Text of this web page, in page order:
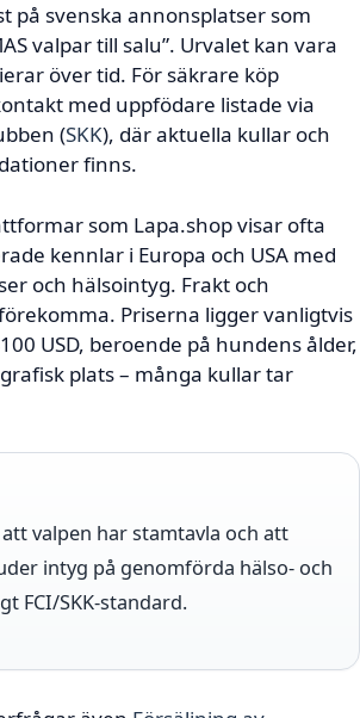
på svenska annonsplatser som
valpar till salu”. Urvalet kan vara
över tid. För säkrare köp
med uppfödare listade via
(SKK), där aktuella kullar och
finns.
som Lapa.shop visar ofta
kennlar i Europa och USA med
och hälsointyg. Frakt och
Priserna ligger vanligtvis
USD, beroende på hundens ålder,
plats – många kullar tar
valpen har stamtavla och att
intyg på genomförda hälso- och
FCI/SKK-standard.